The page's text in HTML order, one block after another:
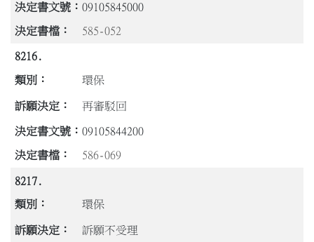
09105845000
585-052
8216.
環保
再審駁回
09105844200
586-069
8217.
環保
訴願不受理